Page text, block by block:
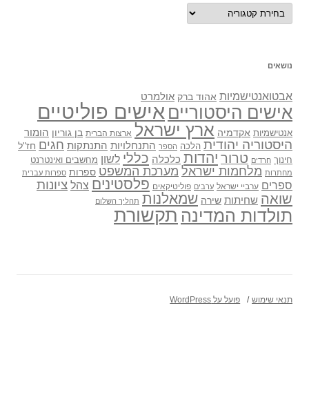
נושאים
נושאים
אבטואנטישמיות אהוד ברק אולמרט
אישים היסטוריים אישים פוליטיים
אנטישמיות אקדמיה ארץ ישראל ארצות הברית בן גוריון הומור
היסטוריה יהודית הלכה הספר התנחלויות התנתקות חגים חז"ל
חינוך חרדים טרור יהדות כלכלה כללי לשון מחשבים ואינטרנט
מחתרות מלחמות ישראל מערכת המשפט ספרות ספרות עברית
ספרים ערביי ישראל ערבים פוליטיקאים פלסטינים צהל ציונות
שואה שחיתות שירה שמאלנות תהליך השלום
תולדות המדינה תקשורת
תנאי שימוש פועל על WordPress